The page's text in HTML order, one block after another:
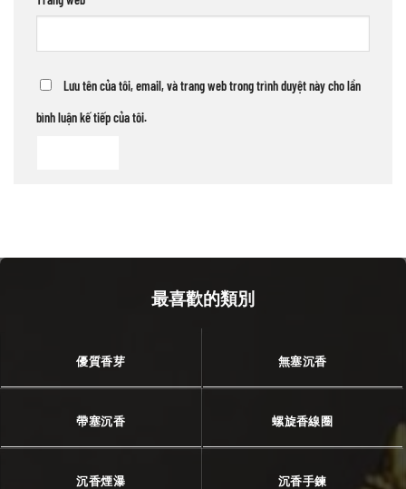
Lưu tên của tôi, email, và trang web trong trình duyệt này cho lần
bình luận kế tiếp của tôi.
最喜歡的類別
優質香芽 無塞沉香
帶塞沉香 螺旋香線圈
沉香煙瀑 沉香手鍊